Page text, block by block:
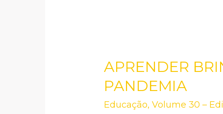
APRENDER
PANDEMIA
Educação,Volume 30 –
APRENDER
BRINCANDO